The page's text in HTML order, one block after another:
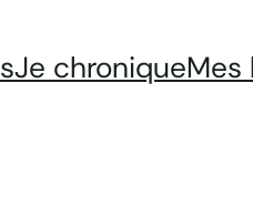
Je chroniqueMes